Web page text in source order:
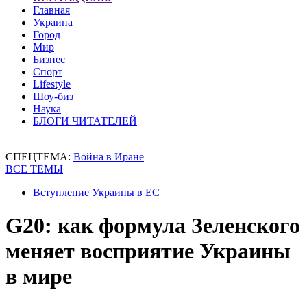
Главная
Украина
Город
Мир
Бизнес
Спорт
Lifestyle
Шоу-биз
Наука
БЛОГИ ЧИТАТЕЛЕЙ
СПЕЦТЕМА: Война в Иране
ВСЕ ТЕМЫ
Вступление Украины в ЕС
G20: как формула Зеленского
меняет восприятие Украины
в мире